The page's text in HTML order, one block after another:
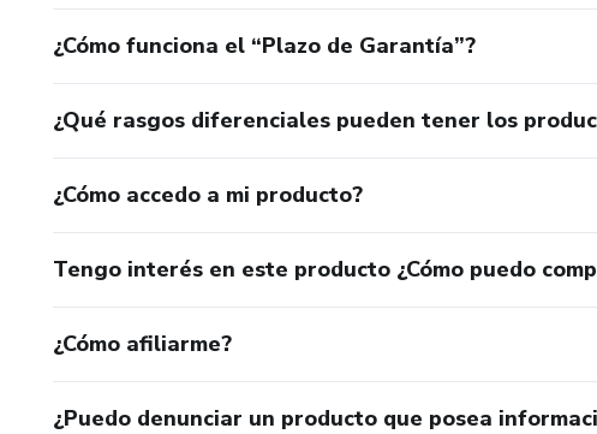
¿Cómo funciona el “Plazo de Garantía”?
¿Qué rasgos diferenciales pueden tener los
¿Cómo accedo a mi producto?
Tengo interés en este producto ¿Cómo puedo
¿Cómo afiliarme?
¿Puedo denunciar un producto que posea